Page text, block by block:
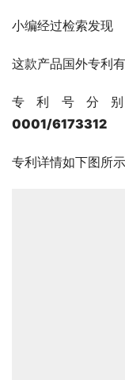
小编经过检索发现
这款产品国外专利
专利号分
0001/6173312
专利详情如下图所示